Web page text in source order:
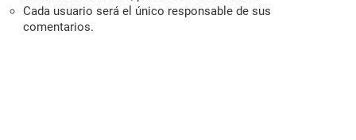
Cada usuario será el único responsable de sus
comentarios.